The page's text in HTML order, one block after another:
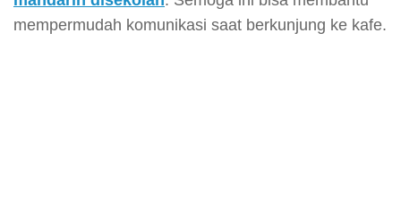
mempermudah komunikasi saat berkunjung ke kafe.